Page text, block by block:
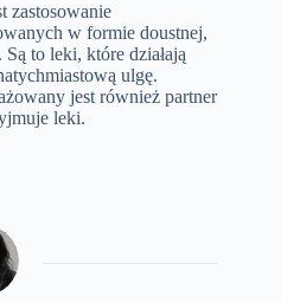
zastosowanie
w formie doustnej,
to leki, które działają
ulgę.
jest również partner
leki.